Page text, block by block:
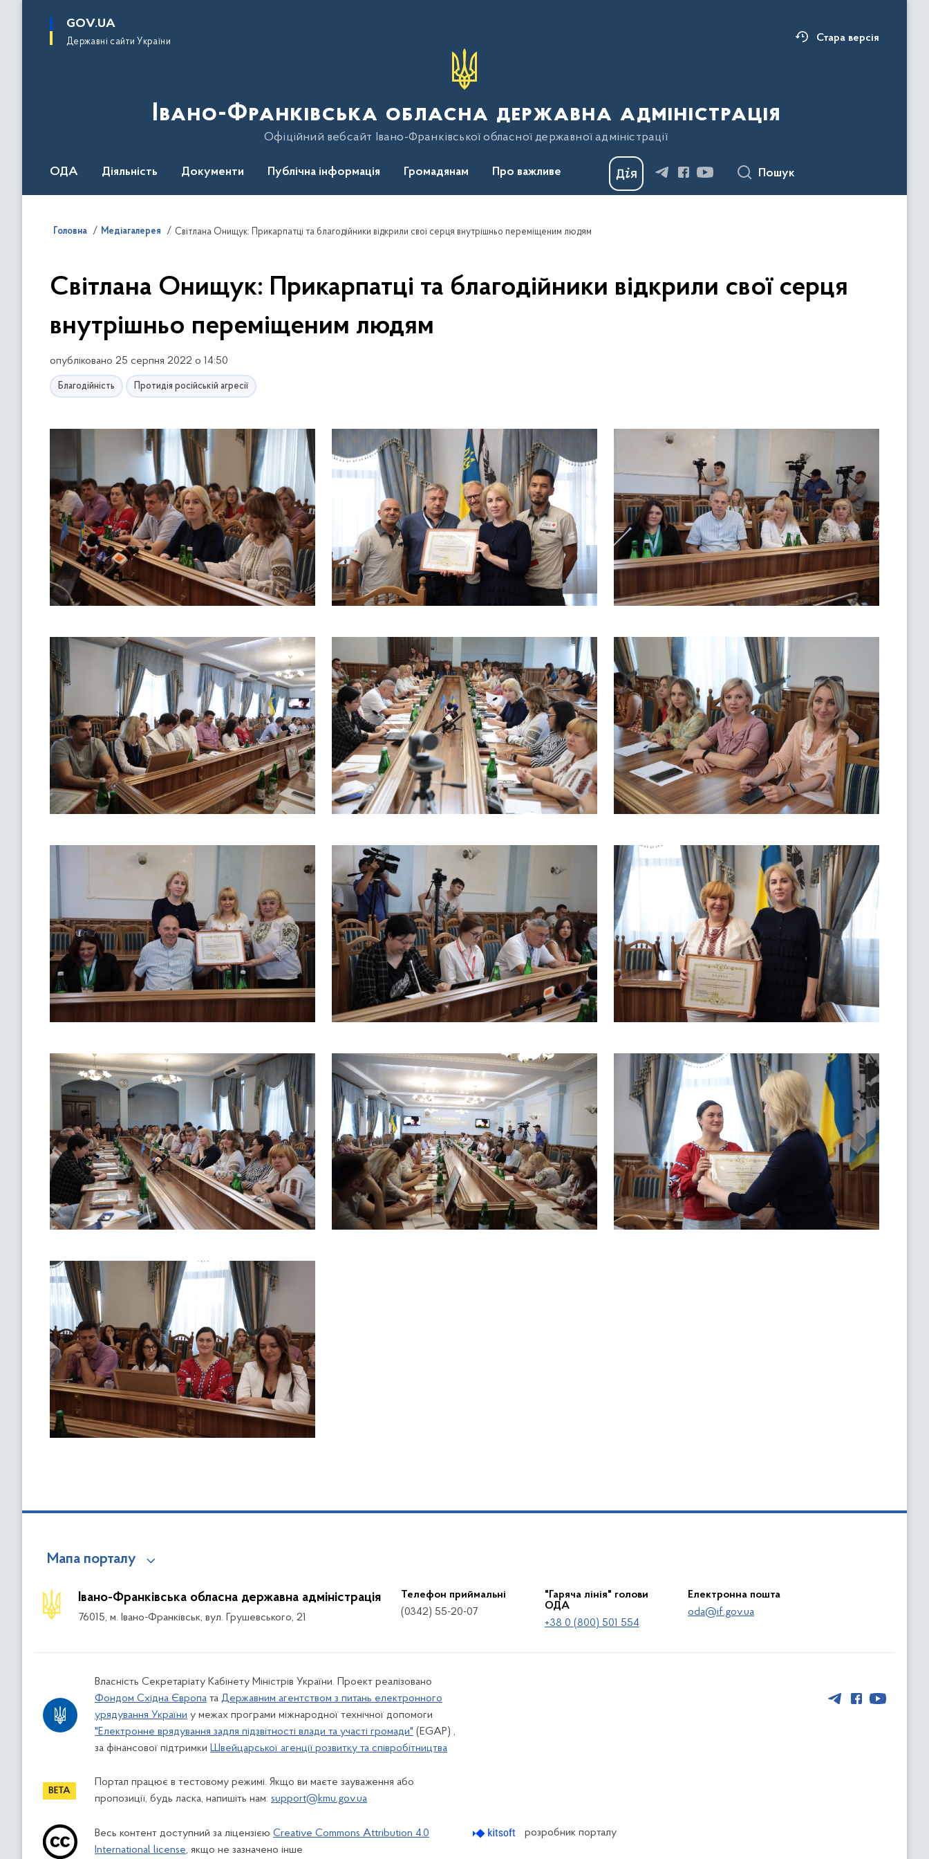
основного
GOV.UA
Державні сайти України Стара версія
Івано-Франківська обласна державна адміністрація
Офіційний вебсайт Івано-Франківської обласної державної адміністрації
ОДА Діяльність Документи Публічна інформація Громадянам Про важливе Пошук
Головна Медіагалерея Світлана Онищук: Прикарпатці та благодійники відкрили свої серця внутрішньо переміщеним людям
Світлана Онищук: Прикарпатці та благодійники відкрили свої серця
внутрішньо переміщеним людям
опубліковано 25 серпня 2022 о 14:50
Благодійність Протидія російській агресії
Мапа порталу
Івано-Франківська обласна державна адміністрація
76015, м. Івано-Франківськ, вул. Грушевського, 21
Телефон приймальні
(0342) 55-20-07
"Гаряча лінія" голови
ОДА
+38 0 (800) 501 554
Електронна пошта
oda@if.gov.ua
Власність Секретаріату Кабінету Міністрів України. Проект реалізовано
Фондом Східна Європа та Державним агентством з питань електронного
урядування України у межах програми міжнародної технічної допомоги
"Електронне врядування задля підзвітності влади та участі громади" (EGAP) ,
за фінансової підтримки Швейцарської агенції розвитку та співробітництва
Портал працює в тестовому режимі. Якщо ви маєте зауваження або
пропозиції, будь ласка, напишіть нам: support@kmu.gov.ua
Весь контент доступний за ліцензією Creative Commons Attribution 4.0
International license, якщо не зазначено інше
розробник порталу